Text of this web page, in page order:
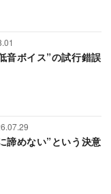
音ボイス”の試行錯誤
諦めない”という決意